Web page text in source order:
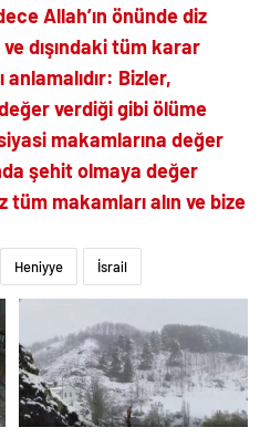
Allah’ın önünde diz
dışındaki tüm karar
anlamalıdır: Bizler,
verdiği gibi ölüme
makamlarına değer
şehit olmaya değer
makamları alın ve bize
Heniyye İsrail